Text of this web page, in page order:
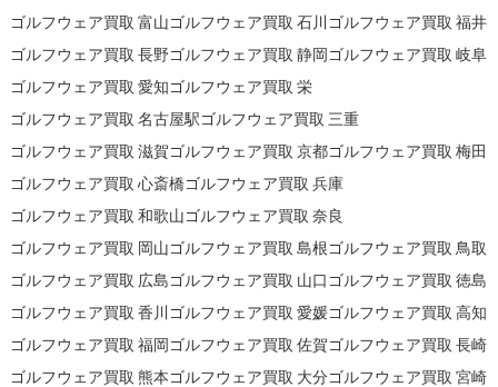
ゴルフウェア買取 富山ゴルフウェア買取 石川 ゴルフウェア買取 福井
ゴルフウェア買取 長野ゴルフウェア買取 静岡ゴルフウェア買取 岐阜
ゴルフウェア買取 愛知ゴルフウェア買取 栄
ゴルフウェア買取 名古屋駅ゴルフウェア買取 三重
ゴルフウェア買取 滋賀ゴルフウェア買取 京都ゴルフウェア買取 梅田
ゴルフウェア買取 心斎橋ゴルフウェア買取 兵庫
ゴルフウェア買取 和歌山ゴルフウェア買取 奈良
ゴルフウェア買取 岡山ゴルフウェア買取 島根ゴルフウェア買取 鳥取
ゴルフウェア買取 広島ゴルフウェア買取 山口 ゴルフウェア買取 徳島
ゴルフウェア買取 香川 ゴルフウェア買取 愛媛ゴルフウェア買取 高知
ゴルフウェア買取 福岡ゴルフウェア買取 佐賀ゴルフウェア買取 長崎
ゴルフウェア買取 熊本ゴルフウェア買取 大分ゴルフウェア買取 宮崎